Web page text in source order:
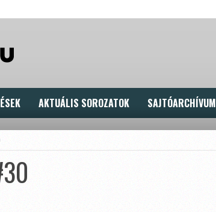
AKTUÁLIS SOROZATOK SAJTÓARCHÍVUM